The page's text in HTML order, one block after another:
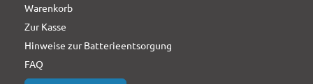
Warenkorb
Zur Kasse
Hinweise zur Batterieentsorgung
FAQ